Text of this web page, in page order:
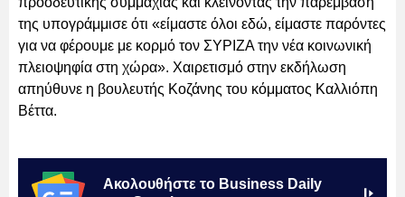
της υπογράμμισε ότι «είμαστε όλοι εδώ, είμαστε παρόντες
για να φέρουμε με κορμό τον ΣΥΡΙΖΑ την νέα κοινωνική
πλειοψηφία στη χώρα». Χαιρετισμό στην εκδήλωση
απηύθυνε η βουλευτής Κοζάνης του κόμματος Καλλιόπη
Βέττα.
Ακολουθήστε το Business Daily